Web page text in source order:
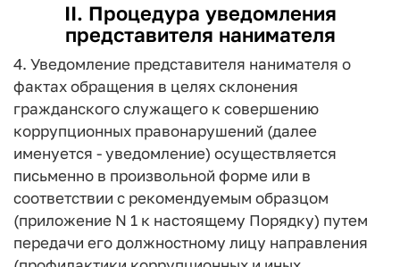
II. Процедура уведомления
представителя нанимателя
4. Уведомление представителя нанимателя о
фактах обращения в целях склонения
гражданского служащего к совершению
коррупционных правонарушений (далее
именуется - уведомление) осуществляется
письменно в произвольной форме или в
соответствии с рекомендуемым образцом
(приложение N 1 к настоящему Порядку) путем
передачи его должностному лицу направления